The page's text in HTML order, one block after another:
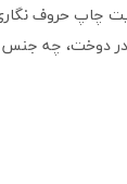
چاپ حروف
دوخت، چه جنس